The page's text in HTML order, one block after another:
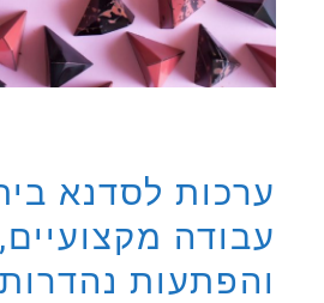
ערכות לסדנא
עבודה
והפתעות נהדרות!